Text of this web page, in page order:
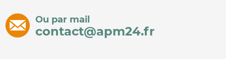
Ou par mail
contact@apm24.fr